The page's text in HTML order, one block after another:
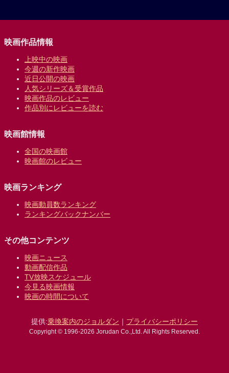
映画作品情報
上映中の映画
今週の新作映画
近日公開の映画
人気シリーズ＆受賞作品
映画作品のレビュー
作品別にレビューを読む
映画館情報
全国の映画館
映画館のレビュー
映画ランキング
映画動員数ランキング
ランキングバックナンバー
その他コンテンツ
映画ニュース
動画配信作品
TV放映スケジュール
今見る映画情報
映画の時間について
提供:乗換案内のジョルダン ｜ プライバシーポリシー
Copyright © 1996-2026 Jorudan Co.,Ltd. All Rights Reserved.